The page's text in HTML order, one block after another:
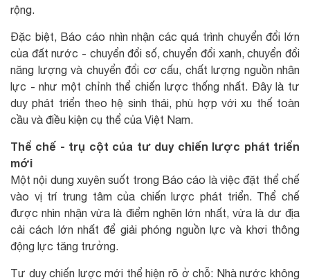
rộng.
Đặc biệt, Báo cáo nhìn nhận các quá trình chuyển đổi lớn
của đất nước - chuyển đổi số, chuyển đổi xanh, chuyển đổi
năng lượng và chuyển đổi cơ cấu, chất lượng nguồn nhân
lực - như một chỉnh thể chiến lược thống nhất. Đây là tư
duy phát triển theo hệ sinh thái, phù hợp với xu thế toàn
cầu và điều kiện cụ thể của Việt Nam.
Thể chế - trụ cột của tư duy chiến lược phát triển
mới
Một nội dung xuyên suốt trong Báo cáo là việc đặt thể chế
vào vị trí trung tâm của chiến lược phát triển. Thể chế
được nhìn nhận vừa là điểm nghẽn lớn nhất, vừa là dư địa
cải cách lớn nhất để giải phóng nguồn lực và khơi thông
động lực tăng trưởng.
Tư duy chiến lược mới thể hiện rõ ở chỗ: Nhà nước không